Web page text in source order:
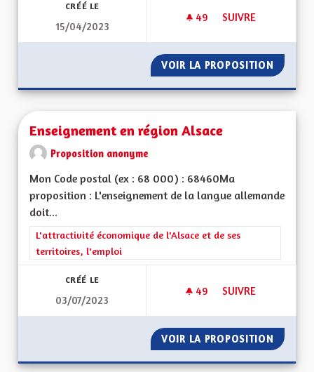
CRÉÉ LE
15/04/2023
49 49 ABONNÉS
SUIVRE
VOIR LA PROPOSITION
Enseignement en région Alsace
Proposition anonyme
Mon Code postal (ex : 68 000) : 68460Ma
proposition : L'enseignement de la langue allemande
doit...
Filtrer les résultats de la catégorie : L'attractivité
L'attractivité économique de l'Alsace et de ses
territoires, l'emploi
CRÉÉ LE
03/07/2023
49 49 ABONNÉS
SUIVRE
VOIR LA PROPOSITION